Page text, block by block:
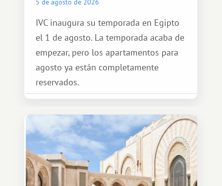
IVC inaugura su temporada en Egipto
el 1 de agosto. La temporada acaba de
empezar, pero los apartamentos para
agosto ya están completamente
reservados.